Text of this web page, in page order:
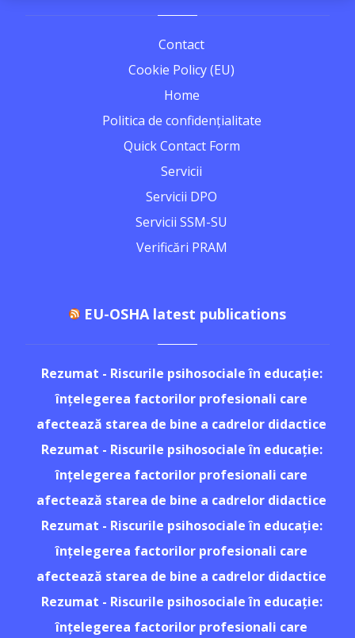
Contact
Cookie Policy (EU)
Home
Politica de confidențialitate
Quick Contact Form
Servicii
Servicii DPO
Servicii SSM-SU
Verificări PRAM
EU-OSHA latest publications
Rezumat - Riscurile psihosociale în educație:
înțelegerea factorilor profesionali care
afectează starea de bine a cadrelor didactice
Rezumat - Riscurile psihosociale în educație:
înțelegerea factorilor profesionali care
afectează starea de bine a cadrelor didactice
Rezumat - Riscurile psihosociale în educație:
înțelegerea factorilor profesionali care
afectează starea de bine a cadrelor didactice
Rezumat - Riscurile psihosociale în educație:
înțelegerea factorilor profesionali care